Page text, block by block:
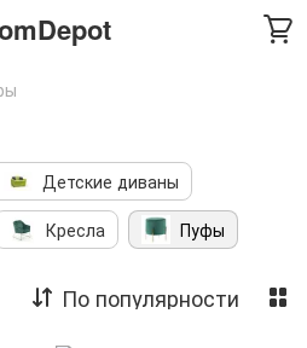
Детские диваны
Кресла Пуфы
По популярности